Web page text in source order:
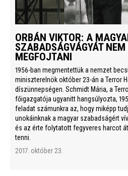
ORBÁN VIKTOR: A
SZABADSÁGVÁGYÁT NEM
MEGFOJTANI
1956-ban megmentettük a nemzet
miniszterelnök október 23-án a Terror
díszünnepségen. Schmidt Mária, a
főigazgatója ugyanitt hangsúlyozta,
feladat számunkra az, hogy miképp
unokáinknak a magyar szabadságért
és az érte folytatott fegyveres harcot
tenni.
2017. október 23.